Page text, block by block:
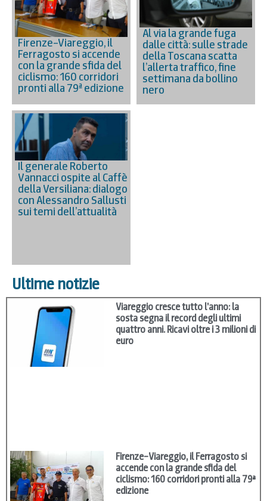
Firenze–Viareggio, il
Ferragosto si accende
con la grande sfida del
ciclismo: 160 corridori
pronti alla 79ª edizione
Al via la grande fuga
dalle città: sulle strade
della Toscana scatta
l’allerta traffico, fine
settimana da bollino
nero
Il generale Roberto
Vannacci ospite al Caffè
della Versiliana: dialogo
con Alessandro Sallusti
sui temi dell’attualità
Ultime notizie
Viareggio cresce tutto l’anno: la
sosta segna il record degli ultimi
quattro anni. Ricavi oltre i 3 milioni di
euro
Firenze–Viareggio, il Ferragosto si
accende con la grande sfida del
ciclismo: 160 corridori pronti alla 79ª
edizione